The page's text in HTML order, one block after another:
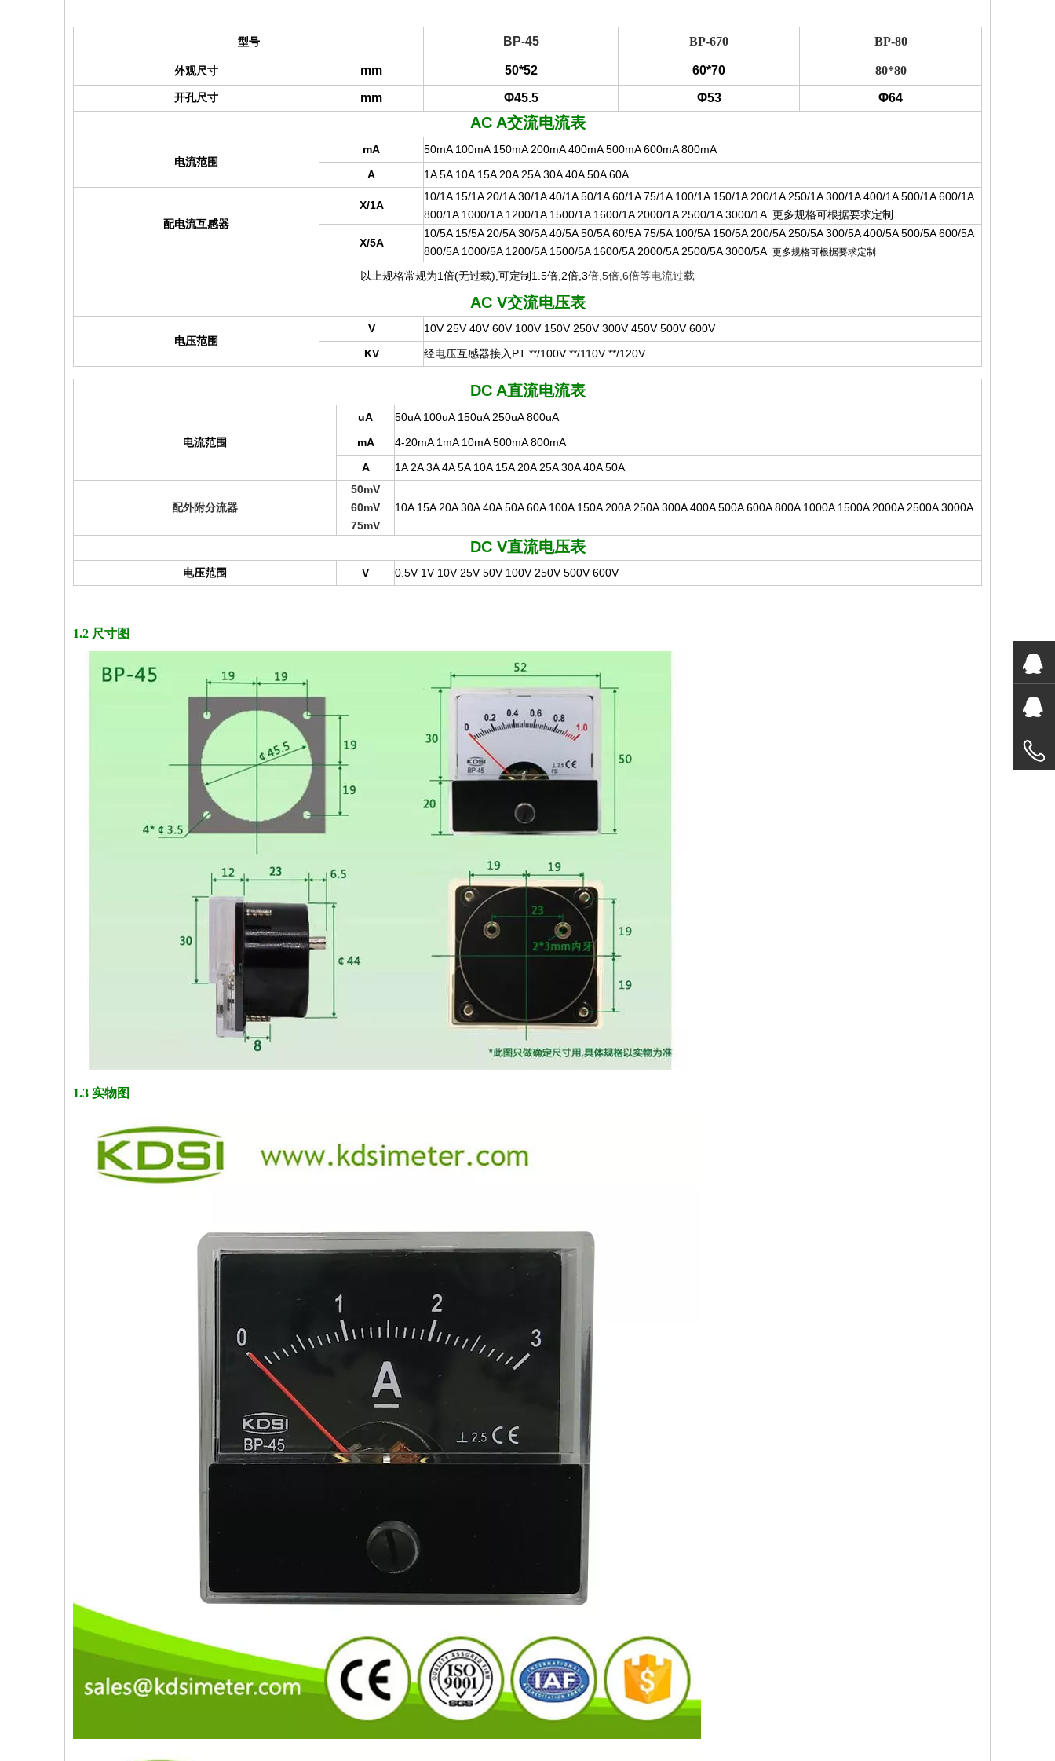
型号 BP-45 BP-670 BP-80
外观尺寸 mm 50*52 60*70 80*80
开孔尺寸 mm Φ45.5 Φ53 Φ64
AC A交流电流表
电流范围
mA
50mA 100mA 150mA 200mA 400mA 500mA 600mA 800mA
A
1A 5A 10A 15A 20A 25A 30A 40A 50A 60A
配电流互感器
X/1A
10/1A 15/1A 20/1A 30/1A 40/1A 50/1A 60/1A 75/1A 100/1A 150/1A 200/1A 250/1A 300/1A 400/1A 500/1A 600/1A
800/1A 1000/1A 1200/1A 1500/1A 1600/1A 2000/1A 2500/1A 3000/1A 更多规格可根据要求定制
X/5A
10/5A 15/5A 20/5A 30/5A 40/5A 50/5A 60/5A 75/5A 100/5A 150/5A 200/5A 250/5A 300/5A 400/5A 500/5A 600/5A
800/5A 1000/5A 1200/5A 1500/5A 1600/5A 2000/5A 2500/5A 3000/5A 更多规格可根据要求定制
以上规格常规为1倍(无过载),可定制1.5倍,2倍,3倍,5倍,6倍等电流过载
AC V交流电压表
电压范围
V
10V 25V 40V 60V 100V 150V 250V 300V 450V 500V 600V
KV
经电压互感器接入PT **/100V **/110V **/120V
DC A直流电流表
电流范围
uA
50uA 100uA 150uA 250uA 800uA
mA
4-20mA 1mA 10mA 500mA 800mA
A
1A 2A 3A 4A 5A 10A 15A 20A 25A 30A 40A 50A
配外附分流器
50mV
60mV
75mV
10A 15A 20A 30A 40A 50A 60A 100A 150A 200A 250A 300A 400A 500A 600A 800A 1000A 1500A 2000A 2500A 3000A
DC V直流电压表
电压范围 V 0.5V 1V 10V 25V 50V 100V 250V 500V 600V
1.2 尺寸图
1.3 实物图